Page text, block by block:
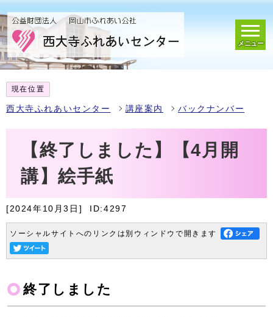
メニュー
現在位置
西大寺ふれあいセンター 講座案内 バックナンバー
【終了しました】【4月開
講】絵手紙
[2024年10月3日] ID:4297
ソーシャルサイトへのリンクは別ウィンドウで開きます
終了しました